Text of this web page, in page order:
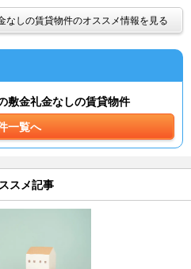
なしの賃貸物件のオススメ情報を見る
敷金礼金なしの賃貸物件
一覧へ
スメ記事